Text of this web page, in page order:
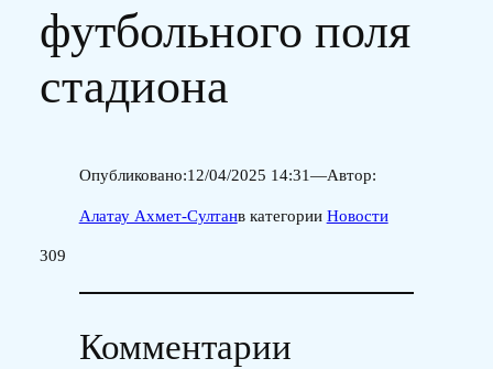
футбольного поля
стадиона
Опубликовано:12/04/2025 14:31—Автор:
Алатау Ахмет-Султанв категории Новости
309
Комментарии